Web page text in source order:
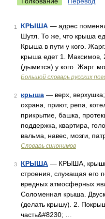
1 КРЫША — адрес
Шутл. То же, что крыша
Крыша в пути у кого.
крыша едет 1.
(дымится) у кого. Жарг.
Большой словарь русских
2 крыша — верх, верхушка;
охрана, приют, репа,
прикрытие, башка,
поддержка, квартира,
вальма, навес, мозги,
Словарь синонимов
3 КРЫША — КРЫША, крыши,
строения, служащая его
вредных атмосферных
Соломенная крыша.
(делать крышу). 2.
часть&#8230; …